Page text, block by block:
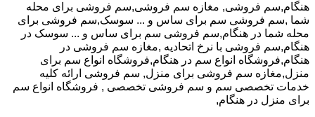
هنگام,سم فروشی, مغازه سم فروشی,سم فروشی برای محله
شما ,سم فروشی سم برای ساس و ... سوسک,سم فروشی برای
محله شما در هنگام,سم فروشی سم برای ساس و ... سوسک در
هنگام,سم فروشی با نرخ اتحادیه ,مغازه سم فروشی در
هنگام,فروشگاه انواع سم در هنگام,فروشگاه انواع سم برای
منزل,مغازه سم فروشی برای منزل, سم فروشی ارائه کلیه
خدمات تخصصی سم و سم فروشی تخصصی , فروشگاه انواع سم
برای منزل در هنگام,